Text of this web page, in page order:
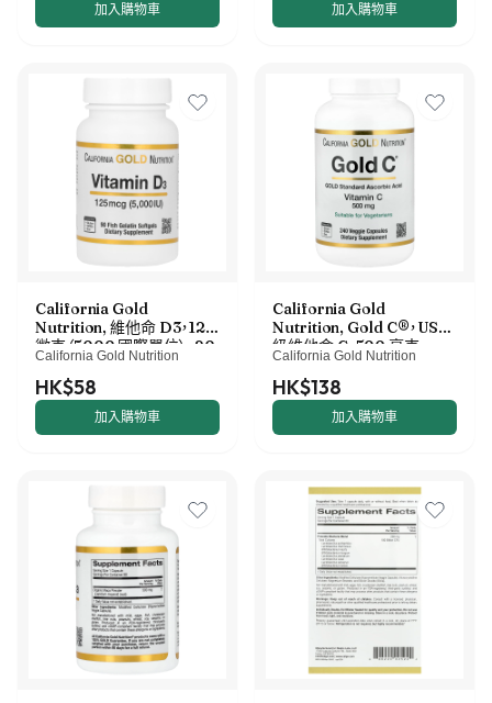
加入購物車 加入購物車
California Gold
Nutrition, 維他命 D3，125
微克（5000 國際單位），90
粒魚明膠軟膠囊
California Gold Nutrition
HK$58
加入購物車
California Gold
Nutrition, Gold C®，USP
級維他命 C，500 毫克，
240 粒素食膠囊
California Gold Nutrition
HK$138
加入購物車